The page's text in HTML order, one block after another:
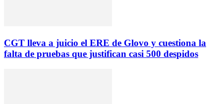
CGT lleva a juicio el ERE de Glovo y cuestiona la
falta de pruebas que justifican casi 500 despidos